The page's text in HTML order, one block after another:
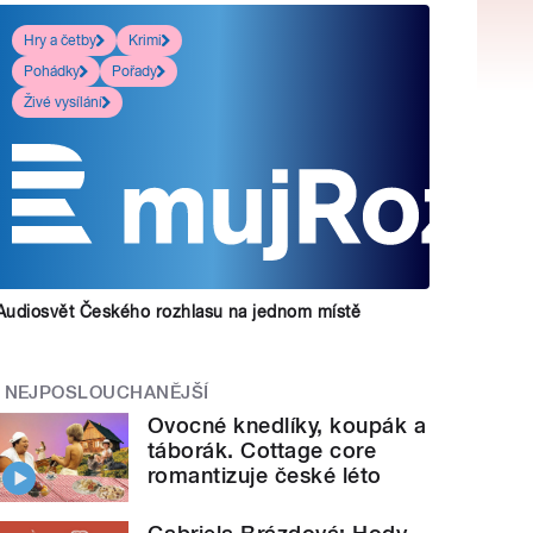
Hry a četby
Krimi
Pohádky
Pořady
Živé vysílání
Českého rozhlasu na jednom místě
NEJPOSLOUCHANĚJŠÍ
Ovocné knedlíky, koupák a
táborák. Cottage core
romantizuje české léto